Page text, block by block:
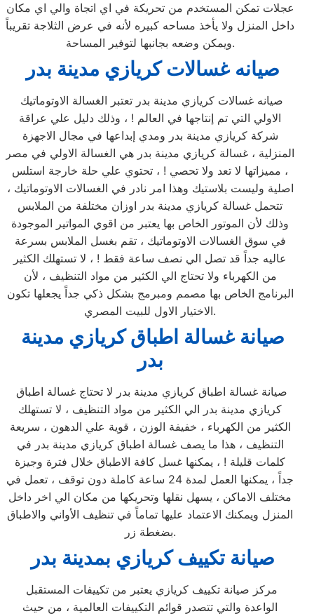
عجلات تمكن المستخدم من تحريكة في اي اتجاة والي اي مكان
داخل المنزل ولا يأخذ مساحه كبيره لأنه في عرض الثلاجة تقريباً
ويمكن وضعه بجانبها لتوفير المساحة.
صيانه غسالات كريازي مدينة بدر
الاولي التي تم إنتاجها في العالم ! ، وذلك دليل علي عراقة
شركة كريازي مدينة بدر ومدي إبداعها في مجال الاجهزة
المنزلية ، غسالة كريازي مدينة بدر هي الغسالة الاولي في مصر
، مميزاتها لا تعد ولا تحصي ! ، تحتوي علي حلة خارجة استلس
اصلية وليست بلاستيك وهذا امر نادر في الغسالات الاوتوماتيك ،
تتحمل غسالة كريازي مدينة بدر اوزان مختلفة من الملابس
وذلك لأن الموتور الخاص بها يعتبر من اقوي المواتير الموجودة
في سوق الغسالات الاوتوماتيك ، تقم بغسل الملابس بسرعة
عاليه جداً قد تصل الي نصف ساعة فقط ! ، لا تستهلك الكثير
من الكهرباء ولا تحتاج الي الكثير من مواد التنظيف ، لأن
البرنامج الخاص بها مصمم ومبرمج بشكل ذكي جداً يجعلها تكون
الاختيار الاول للبيت المصري.
بدر
كريازي مدينة بدر الي الكثير من مواد التنظيف ، لا تستهلك
الكثير من الكهرباء ، خفيفة الوزن ، قوية علي الدهون ، سريعة
التنظيف ، هذا ما يصف غسالة اطباق كريازي مدينة بدر في
كلمات قليلة ! ، يمكنها غسل كافة الاطباق خلال فترة وجيزة
جداً ، يمكنها العمل لمدة 24 ساعة كاملة دون توقف ، تعمل في
مختلف الاماكن ، يسهل نقلها وتحريكها من مكان الي اخر داخل
المنزل ويمكنك الاعتماد عليها تماماً في تنظيف الأواني والاطباق
بضغطة زر.
صيانة تكييف كريازي بمدينة بدر
الواعدة والتي تتصدر قوائم التكييفات العالمية ، من حيث